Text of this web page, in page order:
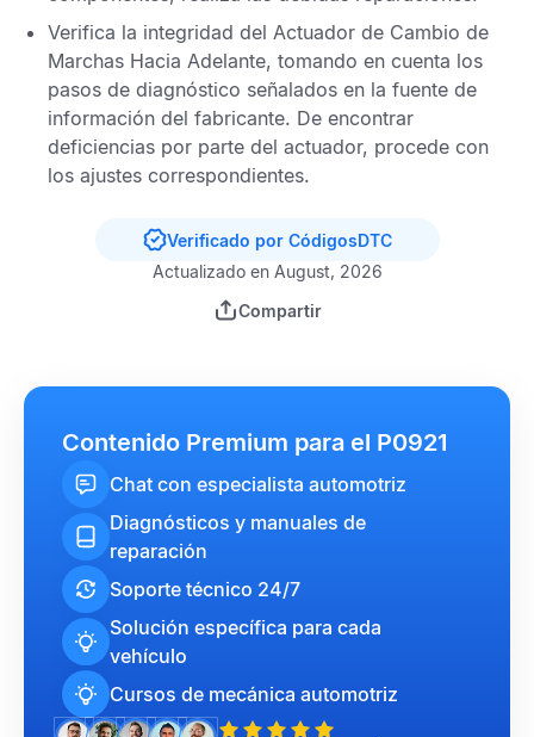
Verifica la integridad del Actuador de Cambio de
Marchas Hacia Adelante, tomando en cuenta los
pasos de diagnóstico señalados en la fuente de
información del fabricante. De encontrar
deficiencias por parte del actuador, procede con
los ajustes correspondientes.
Verificado por CódigosDTC
Actualizado en August, 2026
Compartir
Contenido Premium para el P0921
Chat con especialista automotriz
Diagnósticos y manuales de
reparación
Soporte técnico 24/7
Solución específica para cada
vehículo
Cursos de mecánica automotriz